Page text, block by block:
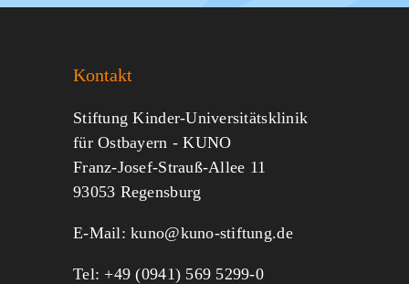
Jeder kann helfen.
MITMACHEN SPENDEN
Kontakt
Stiftung Kinder-Universitätsklinik
für Ostbayern - KUNO
Franz-Josef-Strauß-Allee 11
93053 Regensburg
E-Mail:kuno@kuno-stiftung.de
Tel: +49 (0941) 569 5299-0